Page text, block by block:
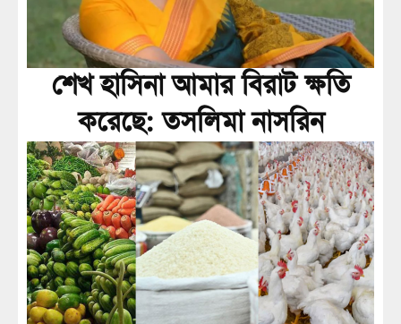
শেখ হাসিনা আমার বিরাট ক্ষতি
করেছে: তসলিমা নাসরিন